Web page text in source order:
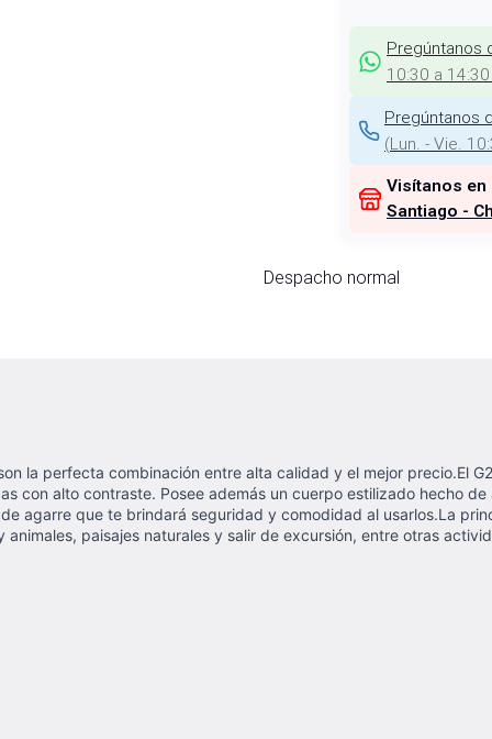
10:30 a
Pregúntanos
(Lun. - Vie.
Visítanos
Santiago -
Despacho normal
la perfecta combinación entre alta calidad y el mejor precio.El
con alto contraste. Posee además un cuerpo estilizado hecho
agarre que te brindará seguridad y comodidad al usarlos.La
paisajes naturales y salir de excursión, entre otras